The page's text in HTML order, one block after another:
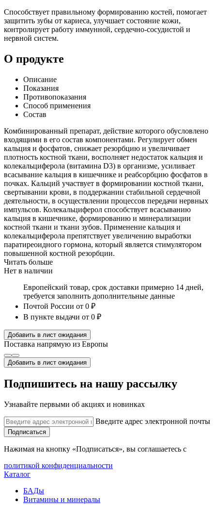
Способствует правильному формированию костей, помогает
защитить зубы от кариеса, улучшает состояние кожи,
контролирует работу иммунной, сердечно-сосудистой и
нервной систем.
О продукте
Описание
Показания
Противопоказания
Способ применения
Состав
Комбинированный препарат, действие которого обусловлено
входящими в его состав компонентами. Регулирует обмен
кальция и фосфатов, снижает резорбцию и увеличивает
плотность костной ткани, восполняет недостаток кальция и
колекальциферола (витамина D3) в организме, усиливает
всасывание кальция в кишечнике и реабсорбцию фосфатов в
почках. Кальций участвует в формировании костной ткани,
свертывании крови, в поддержании стабильной сердечной
деятельности, в осуществлении процессов передачи нервных
импульсов. Колекальциферол способствует всасыванию
кальция в кишечнике, формированию и минерализации
костной ткани и ткани зубов. Применение кальция и
колекальциферола препятствует увеличению выработки
паратиреоидного гормона, который является стимулятором
повышенной костной резорбции.
Читать больше
Нет в наличии
Европейский товар, срок доставки примерно 14 дней,
требуется заполнить дополнительные данные
Почтой России от 0 ₽
В пункте выдачи от 0 ₽
Добавить в лист ожидания
Поставка напрямую из Европы
Добавить в лист ожидания
Подпишитесь на нашу рассылку
Узнавайте первыми об акциях и новинках
Введите адрес электронной почты
Подписаться
Нажимая на кнопку «Подписаться», вы соглашаетесь с
политикой конфиденциальности
Каталог
БАДы
Витамины и минералы